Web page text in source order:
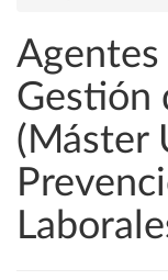
Agentes
Gestión
(Máster